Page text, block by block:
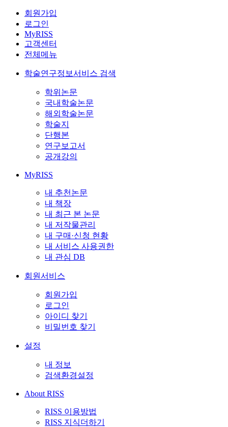
회원가입
로그인
MyRISS
고객센터
전체메뉴
학술연구정보서비스 검색
학위논문
국내학술논문
해외학술논문
학술지
단행본
연구보고서
공개강의
MyRISS
내 추천논문
내 책장
내 최근 본 논문
내 저작물관리
내 구매·신청 현황
내 서비스 사용권한
내 관심 DB
회원서비스
회원가입
로그인
아이디 찾기
비밀번호 찾기
설정
내 정보
검색환경설정
About RISS
RISS 이용방법
RISS 지식더하기